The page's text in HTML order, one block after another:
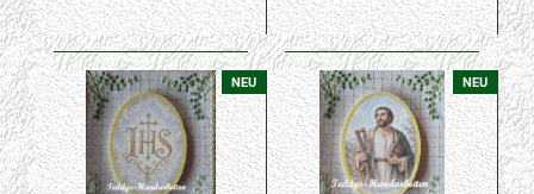
NEU NEU